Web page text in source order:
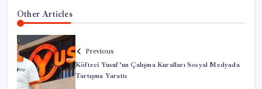
Other Articles
Previous
Köfteci Yusuf’un Çalışma Kuralları Sosyal Medyada
Tartışma Yarattı